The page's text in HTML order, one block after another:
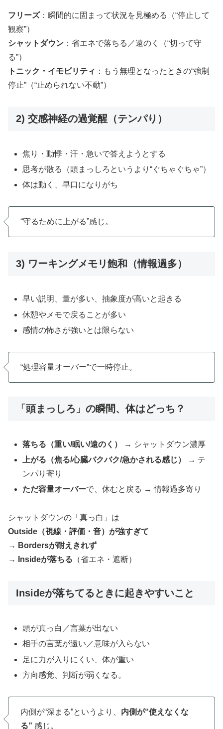
フリーズ：瞬間的に固まって状況を見極める（“停止して
観察”）
シャットダウン ：省エネで落ちる／遠のく（“切って守
る”）
トニック・イモビリティ ：もう無理となったときの“強制
停止”（“止められない不動”）
2) 交感神経の過覚醒（テンパり）
焦り・動悸・汗・急いで答えようとする
思考が散る（頭まっしろというより“ぐちゃぐちゃ”）
体は動く、早口になりがち
“守るために上がる”感じ。
3) ワーキングメモリ飽和（情報過多）
早い説明、量が多い、抽象度が高いと起きる
休憩やメモで戻ることが多い
感情の怖さが強いとは限らない
“処理容量オーバー”で一時停止。
「頭まっしろ」の瞬間、 体はどっち？
落ちる（重い/眠い/遠のく）
→ シャットダウン濃厚
上がる（焦る/心臓バクバク/急かされる感じ）
→ テ
ンパり寄り
ただ容量オーバーで、休むと戻る → 情報過多寄り
シャットダウンの「真っ白」は
Outside（視線・評価・音）が強すぎて
→ Bordersが耐えきれず
→ Insideが落ちる （省エネ・遮断）
Insideが落ちてるときに起きやすいこと
頭が真っ白／言葉が出ない
相手の言葉が遠い／意味が入らない
足に力が入りにくい、体が重い
方向感覚、判断が弱くなる。
内側が“深まる”というより、 内側が“使えなくな
る” 感じ。